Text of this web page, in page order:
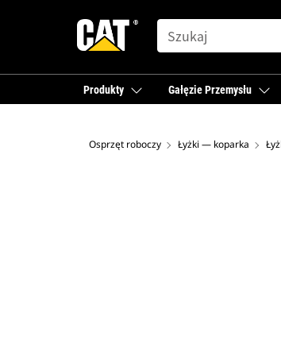
SEARCH
Produkty Gałęzie Przemysłu
Osprzęt roboczy Łyżki — koparka